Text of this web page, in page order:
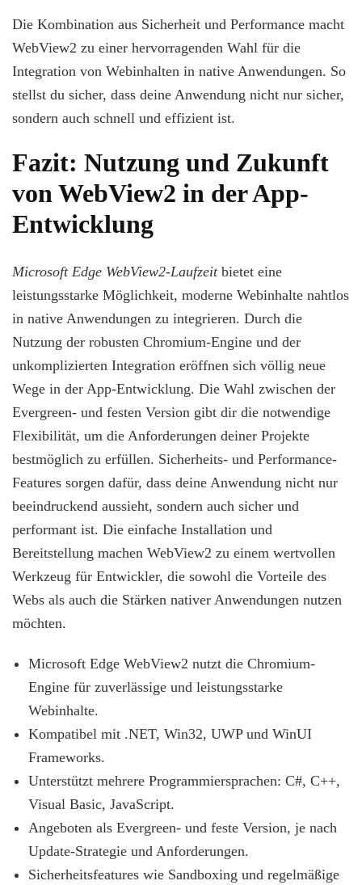
Die Kombination aus Sicherheit und Performance macht
WebView2 zu einer hervorragenden Wahl für die
Integration von Webinhalten in native Anwendungen. So
stellst du sicher, dass deine Anwendung nicht nur sicher,
sondern auch schnell und effizient ist.
Fazit: Nutzung und Zukunft
von WebView2 in der App-
Entwicklung
Microsoft Edge WebView2-Laufzeitbietet eine
leistungsstarke Möglichkeit, moderne Webinhalte nahtlos
in native Anwendungen zu integrieren. Durch die
Nutzung der robusten Chromium-Engine und der
unkomplizierten Integration eröffnen sich völlig neue
Wege in der App-Entwicklung. Die Wahl zwischen der
Evergreen- und festen Version gibt dir die notwendige
Flexibilität, um die Anforderungen deiner Projekte
bestmöglich zu erfüllen. Sicherheits- und Performance-
Features sorgen dafür, dass deine Anwendung nicht nur
beeindruckend aussieht, sondern auch sicher und
performant ist. Die einfache Installation und
Bereitstellung machen WebView2 zu einem wertvollen
Werkzeug für Entwickler, die sowohl die Vorteile des
Webs als auch die Stärken nativer Anwendungen nutzen
möchten.
Microsoft Edge WebView2 nutzt die Chromium-
Engine für zuverlässige und leistungsstarke
Webinhalte.
Kompatibel mit .NET, Win32, UWP und WinUI
Frameworks.
Unterstützt mehrere Programmiersprachen: C#, C++,
Visual Basic, JavaScript.
Angeboten als Evergreen- und feste Version, je nach
Update-Strategie und Anforderungen.
Sicherheitsfeatures wie Sandboxing und regelmäßige